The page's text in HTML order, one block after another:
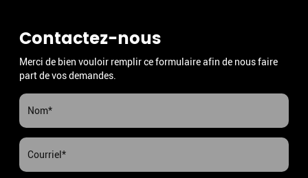
Contactez-nous
Merci de bien vouloir remplir ce formulaire afin de nous faire
part de vos demandes.